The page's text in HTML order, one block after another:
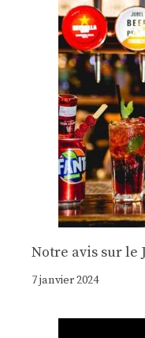
Notre avis sur le
7 janvier 2024